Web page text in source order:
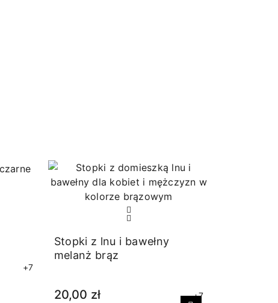
+7
Stopki z lnu i bawełny
melanż brąz
20,00 zł +7